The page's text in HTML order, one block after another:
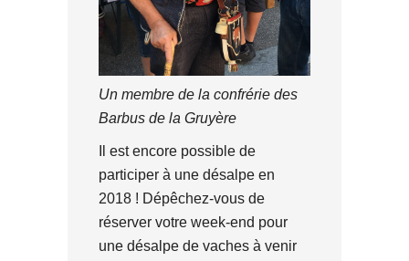
Un membre de la confrérie des
Barbus de la Gruyère
Il est encore possible de
participer à une désalpe en
2018 ! Dépêchez-vous de
réserver votre week-end pour
une désalpe de vaches à venir